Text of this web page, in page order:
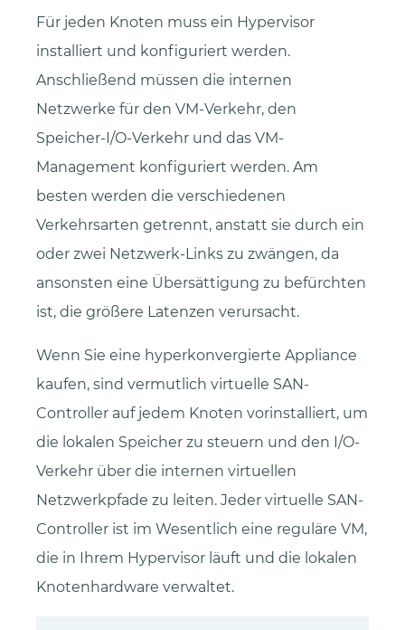
Für jeden Knoten muss ein Hypervisor
installiert und konfiguriert werden.
Anschließend müssen die internen
Netzwerke für den VM-Verkehr, den
Speicher-I/O-Verkehr und das VM-
Management konfiguriert werden. Am
besten werden die verschiedenen
Verkehrsarten getrennt, anstatt sie durch ein
oder zwei Netzwerk-Links zu zwängen, da
ansonsten eine Übersättigung zu befürchten
ist, die größere Latenzen verursacht.
Wenn Sie eine hyperkonvergierte Appliance
kaufen, sind vermutlich virtuelle SAN-
Controller auf jedem Knoten vorinstalliert, um
die lokalen Speicher zu steuern und den I/O-
Verkehr über die internen virtuellen
Netzwerkpfade zu leiten. Jeder virtuelle SAN-
Controller ist im Wesentlich eine reguläre VM,
die in Ihrem Hypervisor läuft und die lokalen
Knotenhardware verwaltet.